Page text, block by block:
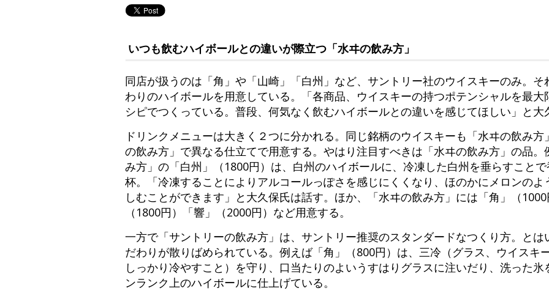
いつも飲むハイボールとの違いが際立つ「水ヰの飲み方」
同店が扱うのは「角」や「山崎」「白州」など、サントリー社のウイスキーのみ。そ
わりのハイボールを用意している。「各商品、ウイスキーの持つポテンシャルを最大
シピでつくっている。普段、何気なく飲むハイボールとの違いを感じてほしい」と大
ドリンクメニューは大きく２つに分かれる。同じ銘柄のウイスキーも「水ヰの飲み
の飲み方」で異なる仕立てで用意する。やはり注目すべきは「水ヰの飲み方」の品。
み方」の「白州」（1800円）は、白州のハイボールに、冷凍した白州を垂らすこと
杯。「冷凍することによりアルコールっぽさを感じにくくなり、ほのかにメロンのよ
しむことができます」と大久保氏は話す。ほか、「水ヰの飲み方」には「角」（
（1800円）「響」（2000円）など用意する。
一方で「サントリーの飲み方」は、サントリー推奨のスタンダードなつくり方。とは
だわりが散りばめられている。例えば「角」（800円）は、三冷（グラス、ウイスキ
しっかり冷やすこと）を守り、口当たりのよいうすはりグラスに注いだり、洗った
ンランク上のハイボールに仕上げている。